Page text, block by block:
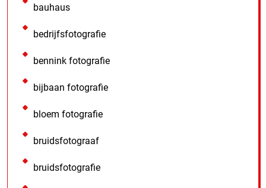
bauhaus
bedrijfsfotografie
bennink fotografie
bijbaan fotografie
bloem fotografie
bruidsfotograaf
bruidsfotografie